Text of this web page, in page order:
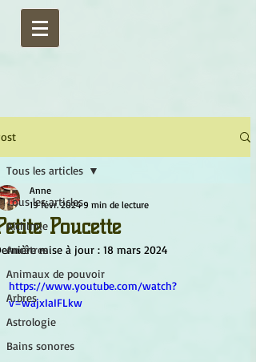
Tous les articles
Alchimie
Ancêtres
Animaux de pouvoir
Arbres
Astrologie
Bains sonores
Tous les articles
Poucette
Anne
19 févr. 2024 9 min de lecture
mise à jour : 18 mars 2024
https://www.youtube.com/watch?
v=wajxIaIFLkw